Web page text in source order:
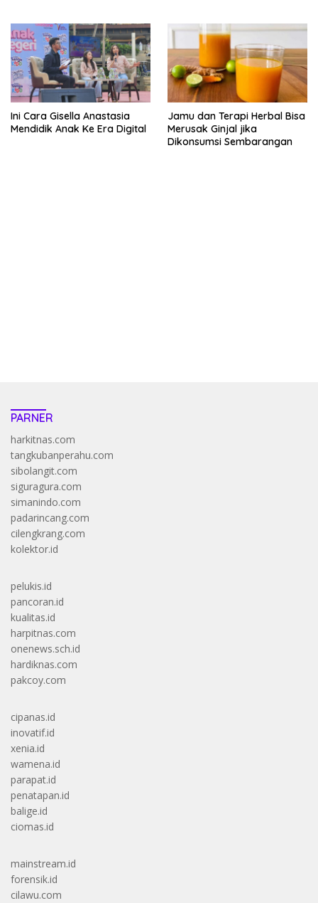
Ini Cara Gisella Anastasia
Mendidik Anak Ke Era Digital
Jamu dan Terapi Herbal Bisa
Merusak Ginjal jika
Dikonsumsi Sembarangan
PARNER
harkitnas.com
tangkubanperahu.com
sibolangit.com
siguragura.com
simanindo.com
padarincang.com
cilengkrang.com
kolektor.id
pelukis.id
pancoran.id
kualitas.id
harpitnas.com
onenews.sch.id
hardiknas.com
pakcoy.com
cipanas.id
inovatif.id
xenia.id
wamena.id
parapat.id
penatapan.id
balige.id
ciomas.id
mainstream.id
forensik.id
cilawu.com